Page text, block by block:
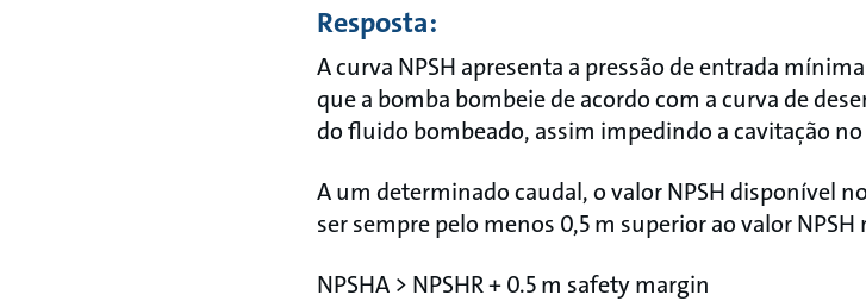
Resposta:
A curva NPSH apresenta a pressão de entrada
que a bomba bombeie de acordo com a curva de
do fluido bombeado, assim impedindo a cavitação
A um determinado caudal, o valor NPSH disponível
ser sempre pelo menos 0,5 m superior ao valor
NPSHA > NPSHR + 0.5 m safety margin